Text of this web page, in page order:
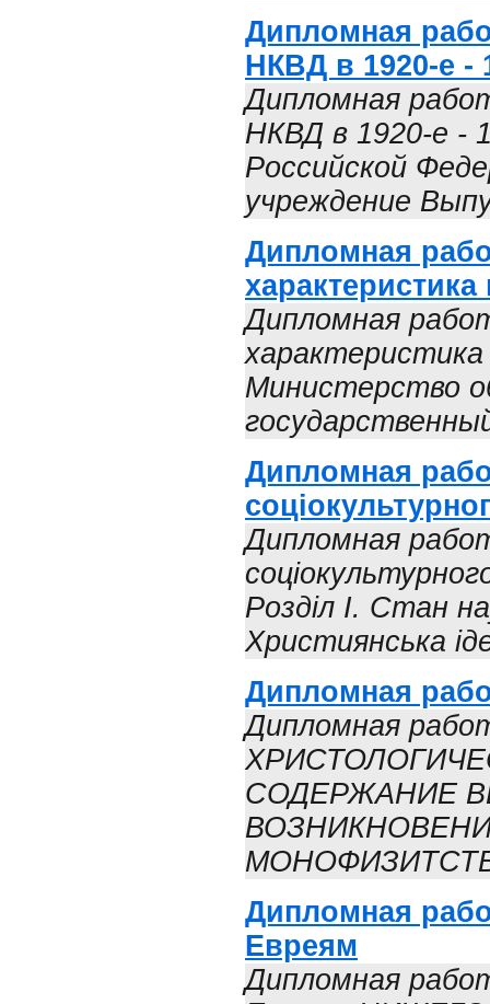
Дипломная
НКВД в 1920-е -
Дипломная
НКВД в 1920-е -
Российской
учреждение
Дипломная
Дипломная
Министерство
Дипломная
Дипломная
Розділ І. Стан
Християнська
Дипломная
Дипломная
СОДЕРЖАНИЕ
Дипломная
Евреям
Дипломная